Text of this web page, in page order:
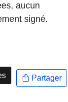
aucun
signé.
Partager